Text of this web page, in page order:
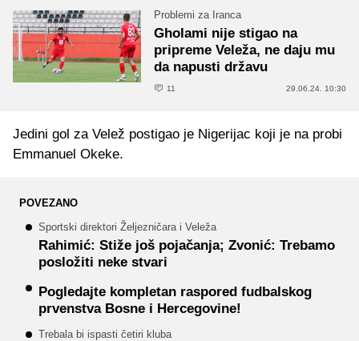
Problemi za Iranca
Gholami nije stigao na
pripreme Veleža, ne daju mu
da napusti državu
11 29.06.24. 10:30
Jedini gol za Velež postigao je Nigerijac koji je na probi
Emmanuel Okeke.
POVEZANO
Sportski direktori Željezničara i Veleža
Rahimić: Stiže još pojačanja; Zvonić: Trebamo
posložiti neke stvari
Pogledajte kompletan raspored fudbalskog
prvenstva Bosne i Hercegovine!
Trebala bi ispasti četiri kluba